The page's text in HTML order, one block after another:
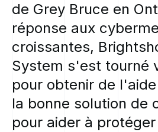
de Grey Bruce en
réponse aux
croissantes,
System s'est tourné
pour obtenir de l'aide
la bonne solution de
pour aider à protéger